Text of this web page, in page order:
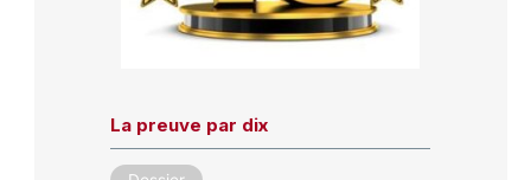
La preuve par dix